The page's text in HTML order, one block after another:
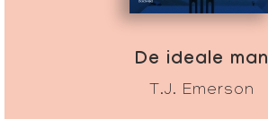
De ideale man
T.J. Emerson